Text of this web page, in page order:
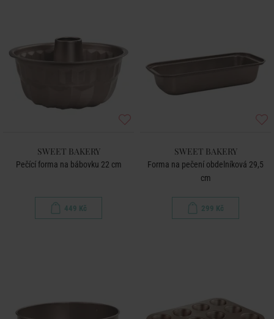
SWEET BAKERY
Pečící forma na bábovku 22 cm
449 Kč
SWEET BAKERY
Forma na pečení obdelníková 29,5
cm
299 Kč